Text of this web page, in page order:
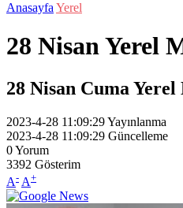
Anasayfa Yerel
28 Nisan Yerel
28 Nisan Cuma
2023-4-28 11:09:29Yayınlanma
2023-4-28 11:09:29 Güncelleme
0Yorum
3392 Gösterim
A- A+